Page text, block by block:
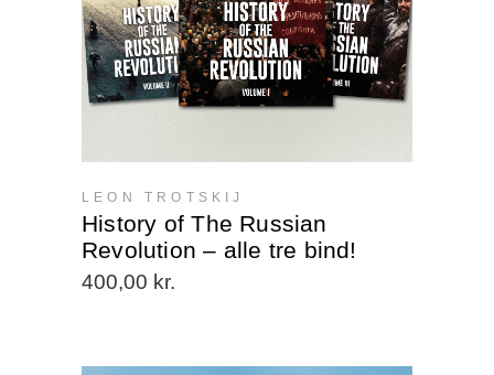
LEON TROTSKIJ
History of The Russian
Revolution – alle tre bind!
400,00 kr.